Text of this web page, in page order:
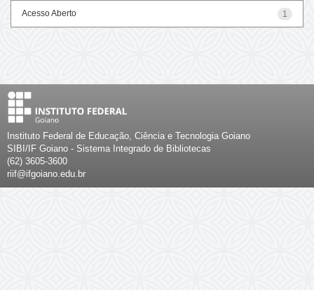
1
Acesso Aberto
Instituto Federal de Educação, Ciência e Tecnologia Goiano
SIBI/IF Goiano - Sistema Integrado de Bibliotecas
(62) 3605-3600
riif@ifgoiano.edu.br